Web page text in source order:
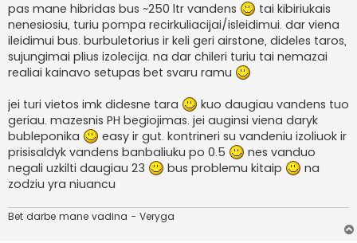
ė
pas mane hibridas bus ~250 ltr vandens
tai kibiriukais
nenesiosiu, turiu pompa recirkuliacijai/isleidimui. dar viena
ileidimui bus. burbuletorius ir keli geri airstone, dideles taros,
sujungimai plius izolecija. na dar chileri turiu tai nemazai
realiai kainavo setupas bet svaru ramu
jei turi vietos imk didesne tara
kuo daugiau vandens tuo
geriau. mazesnis PH begiojimas. jei auginsi viena daryk
bubleponika
easy ir gut. kontrineri su vandeniu izoliuok ir
prisisaldyk vandens banbaliuku po 0.5
nes vanduo
negali uzkilti daugiau 23
bus problemu kitaip
na
zodziu yra niuancu
Bet darbe mane vadina - Veryga